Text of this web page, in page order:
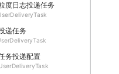
度日志投递任务
递任务
务投递配置